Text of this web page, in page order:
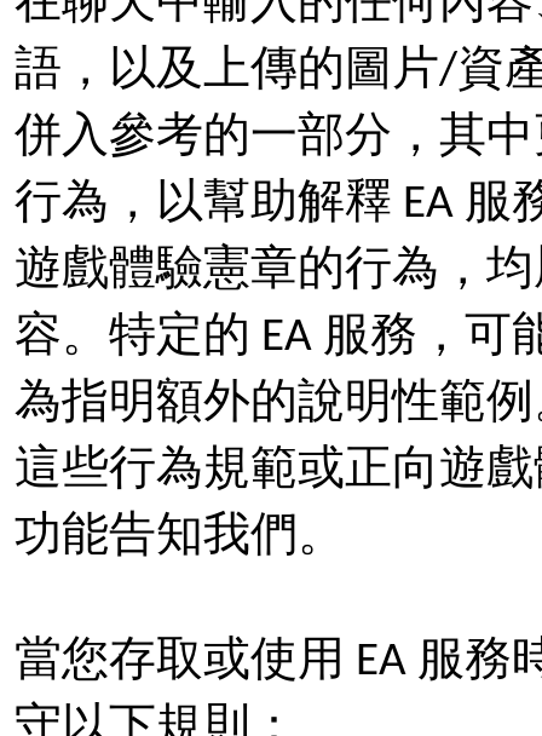
語，以及上傳的圖片/資
併入參考的一部分，其
行為，以幫助解釋 EA 服
遊戲體驗憲章的行為，
容。特定的 EA 服務，
為指明額外的說明性範
這些行為規範或正向遊
功能告知我們。
當您存取或使用 EA 服務